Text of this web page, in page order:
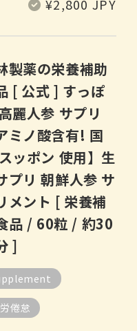
¥2,800 JPY
製薬の栄養補助
[ 公式 ] すっぽ
麗人参 サプリ
ミノ酸含有! 国
ッポン 使用】生
プリ 朝鮮人参 サ
メント [ 栄養補
品 / 60粒 / 約30
]
倦怠